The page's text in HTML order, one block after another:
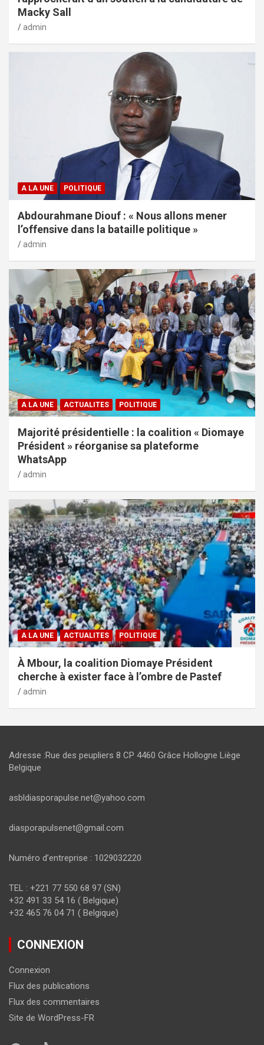
Macky Sall
admin
A LA UNE POLITIQUE
Abdourahmane Diouf : « Nous allons mener
l’offensive dans la bataille politique »
admin
A LA UNE ACTUALITES POLITIQUE
Majorité présidentielle : la coalition « Diomaye
Président » réorganise sa plateforme
WhatsApp
admin
A LA UNE ACTUALITES POLITIQUE
À Mbour, la coalition Diomaye Président
cherche à exister face à l’ombre de Pastef
admin
Adresse :Rue des peupliers 8 CP 4460 Grâce Hollogne Liège
Belgique
asbldiasporapulse.net@yahoo.com
diasporapulsenet@gmail.com
Numéro d’entreprise : 1029032220
TEL : +221 77 550 68 97 (SN)
+32 491 33 54 16 ( Belgique)
+32 465 76 04 71 ( Belgique)
CONNEXION
Connexion
Flux des publications
Flux des commentaires
Site de WordPress-FR